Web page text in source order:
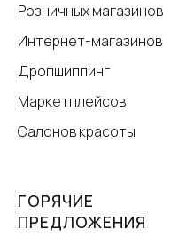
Розничных магазинов
Интернет-магазинов
Дропшиппинг
Маркетплейсов
Салонов красоты
ГОРЯЧИЕ
ПРЕДЛОЖЕНИЯ